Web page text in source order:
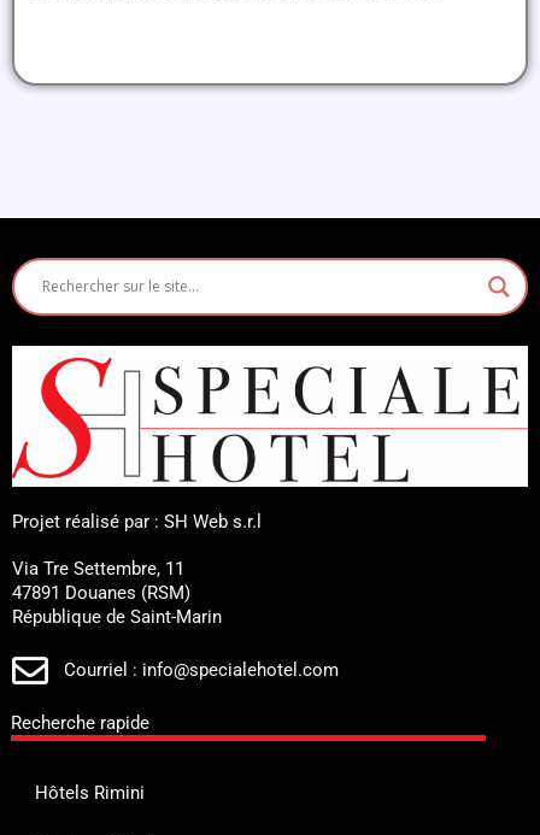
Projet réalisé par : SH Web s.r.l
Via Tre Settembre, 11
47891 Douanes (RSM)
République de Saint-Marin
Courriel : info@specialehotel.com
Recherche rapide
Hôtels Rimini